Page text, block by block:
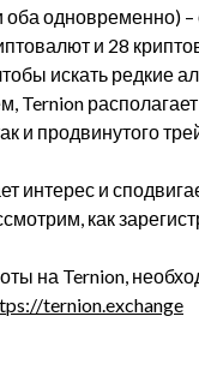
оба одновременно)
и 28
искать редкие
Ternion
и продвинутого
интерес и
как
на Ternion,
ternion.exchange